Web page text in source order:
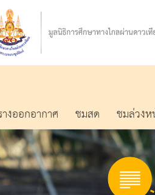
งออกอากาศ ชมสด ชมล่วง